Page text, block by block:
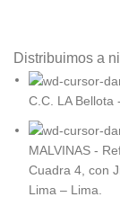
Distribuimos a
C.C. LA Bellota
MALVINAS -
Cuadra 4, con
Lima – Lima.